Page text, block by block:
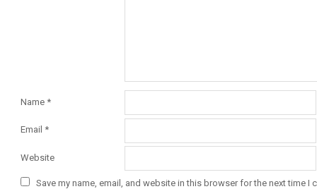
Name *
Email *
Website
Save my name, email, and website in this browser for the next time I